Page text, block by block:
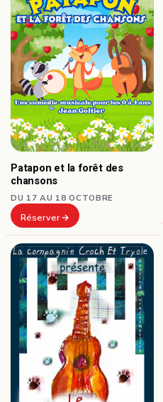
Patapon et la forêt des
chansons
DU 17 AU 18 OCTOBRE
Réserver